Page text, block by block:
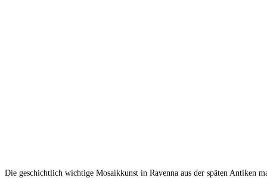
Die geschichtlich wichtige Mosaikkunst in Ravenna aus der späten Antiken